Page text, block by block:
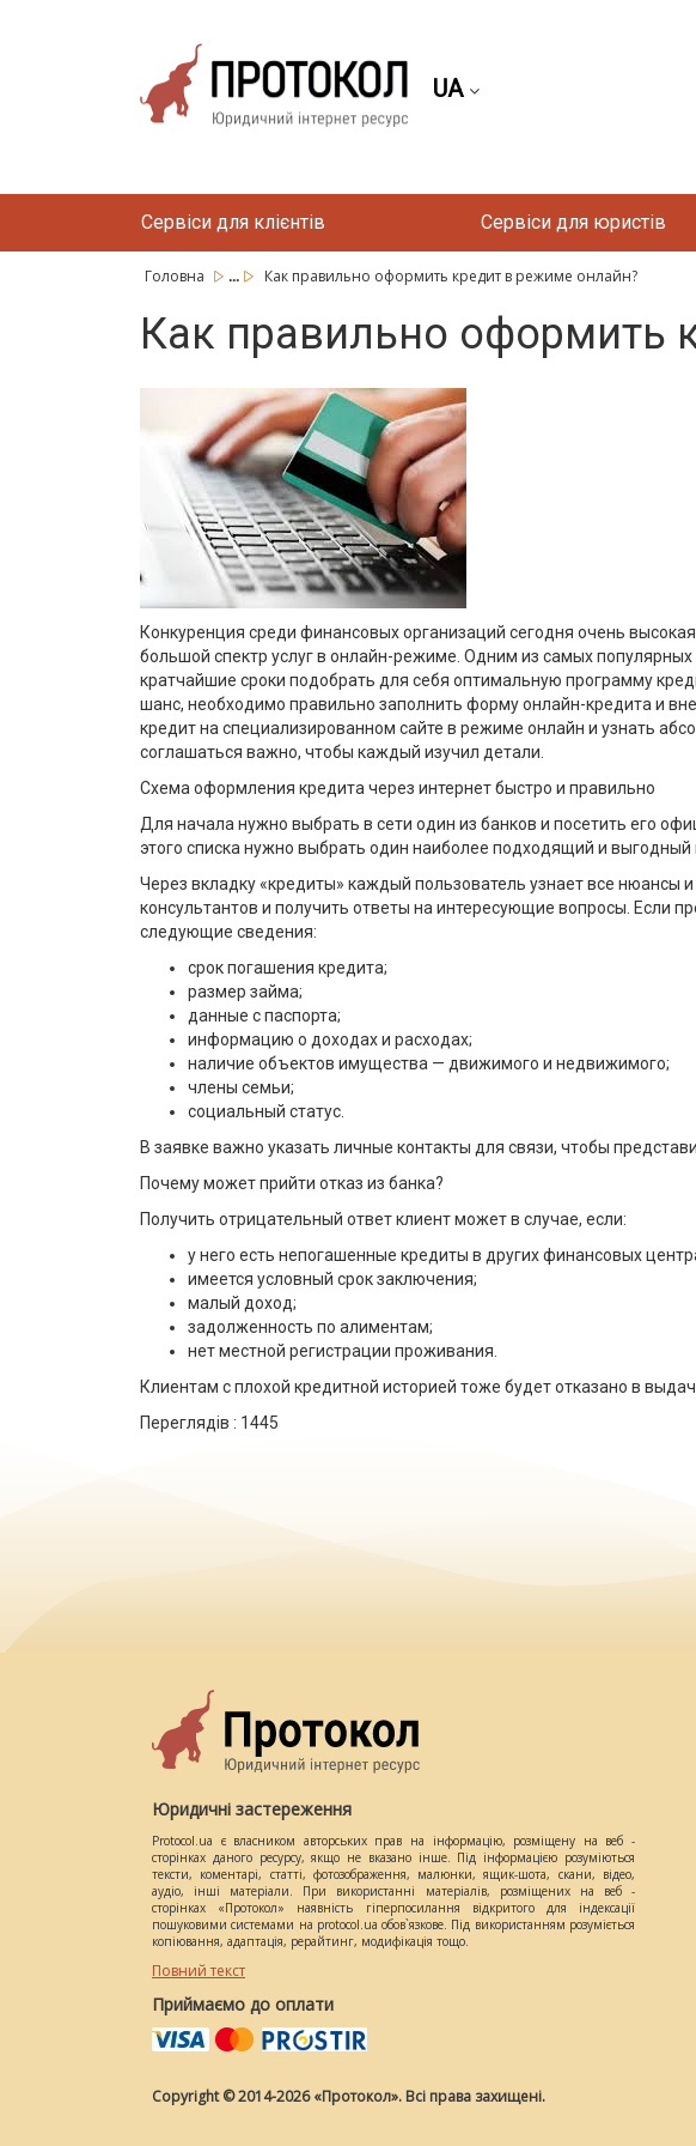
UA
Сервіси для клієнтів Сервіси для юристів
Головна ... Как правильно оформить кредит в режиме онлайн?
Как правильно оформить
Конкуренция среди финансовых организаций сегодня очень
большой спектр услуг в онлайн-режиме. Одним из самых
кратчайшие сроки подобрать для себя оптимальную программу
шанс, необходимо правильно заполнить форму онлайн-кредита и
кредит на специализированном сайте в режиме онлайн и узнать
соглашаться важно, чтобы каждый изучил детали.
Схема оформления кредита через интернет быстро и правильно
Для начала нужно выбрать в сети один из банков и посетить его
этого списка нужно выбрать один наиболее подходящий и выгодный
Через вкладку «кредиты» каждый пользователь узнает все нюансы
консультантов и получить ответы на интересующие вопросы. Если
следующие сведения:
срок погашения кредита;
размер займа;
данные с паспорта;
информацию о доходах и расходах;
наличие объектов имущества — движимого и недвижимого;
члены семьи;
социальный статус.
В заявке важно указать личные контакты для связи, чтобы
Почему может прийти отказ из банка?
Получить отрицательный ответ клиент может в случае, если:
у него есть непогашенные кредиты в других финансовых
имеется условный срок заключения;
малый доход;
задолженность по алиментам;
нет местной регистрации проживания.
Клиентам с плохой кредитной историей тоже будет отказано в
Переглядів : 1445
Юридичні застереження
Protocol.ua є власником авторських прав на інформацію, розміщену на веб -
сторінках даного ресурсу, якщо не вказано інше. Під інформацією розуміються
тексти, коментарі, статті, фотозображення, малюнки, ящик-шота, скани, відео,
аудіо, інші матеріали. При використанні матеріалів, розміщених на веб -
сторінках «Протокол» наявність гіперпосилання відкритого для індексації
пошуковими системами на protocol.ua обов`язкове. Під використанням розуміється
копіювання, адаптація, рерайтинг, модифікація тощо.
Повний текст
Приймаємо до оплати
Copyright © 2014-2026 «Протокол». Всі права захищені.